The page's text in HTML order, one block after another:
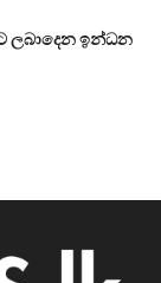
ලබාදෙන ඉන්ධන